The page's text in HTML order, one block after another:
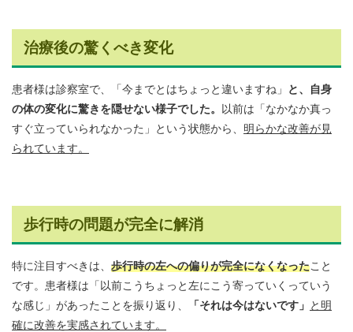
治療後の驚くべき変化
患者様は診察室で、「今までとはちょっと違いますね」
と、自身
の体の変化に驚きを隠せない様子でした。
以前は「なかなか真っ
すぐ立っていられなかった」という状態から、 明らかな改善が見
られています。
歩行時の問題が完全に解消
特に注目すべきは、 歩行時の左への偏りが完全になくなったこと
です。患者様は「以前こうちょっと左にこう寄っていくっていう
な感じ」があったことを振り返り、
「それは今はないです」 と明
確に改善を実感されています。